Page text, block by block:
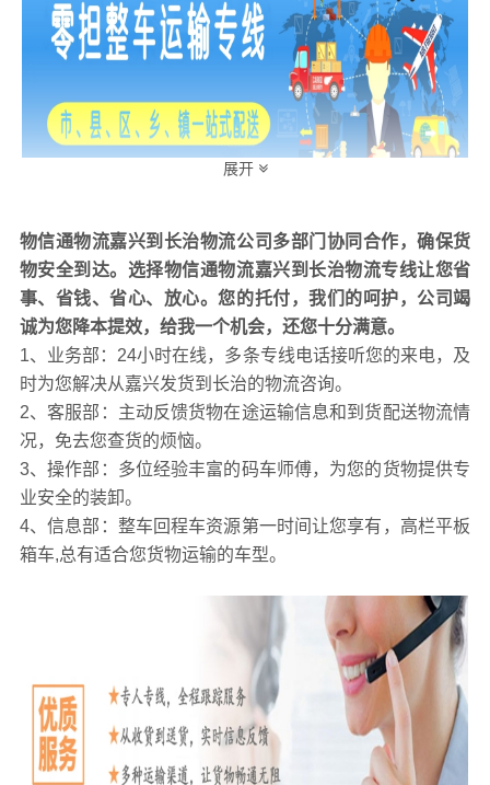
嘉兴到长治发货之前应该注意哪些，需要确认哪些事项
首先货主和物流公司联系的时候，需要明确的告知你的需
求，比如从哪里提货，发什么货，货物的长宽高尺寸和重
量，发到哪里，是否含票，什么时候发货等。这样便于物
流公司根据你的情况安排车型和预留车位。 另外需要问清
楚提货费、包装费、物流费、配送费等收费规则，好核算
出全程的物流成本。
时效性也至关重要，同行给你一个远远低于市场的价
格， 结果发货时又临时加价，有的客户一个礼拜了还没有
收到货这是不合理的， 所以发货前的询价要甄别考量，运
价再低也不能低于运输成本，另外一个是时效，这两个必
须考虑清楚。
有的东西实际价值可能还没有保价费高，所以是否保价取
决于客户的选择，可以问清楚保价收费，是否保价客户可
货物发出后保存好物流发货单， 一方面方便货物查询，一
方面发货单也是凭证。另外也可以要求物流公司提供发
票， 但发票是需要加税点的，具体加多少需要根据你发货
总价来计算。
展开
物信通物流嘉兴到长治物流公司多部门协同合作，确保货
物安全到达。选择物信通物流嘉兴到长治物流专线让您省
事、省钱、省心、放心。您的托付，我们的呵护，公司竭
诚为您降本提效，给我一个机会，还您十分满意。
1、业务部：24小时在线，多条专线电话接听您的来电，及
时为您解决从嘉兴发货到长治的物流咨询。
2、客服部：主动反馈货物在途运输信息和到货配送物流情
况，免去您查货的烦恼。
3、操作部：多位经验丰富的码车师傅，为您的货物提供专
业安全的装卸。
4、信息部：整车回程车资源第一时间让您享有，高栏平板
箱车,总有适合您货物运输的车型。